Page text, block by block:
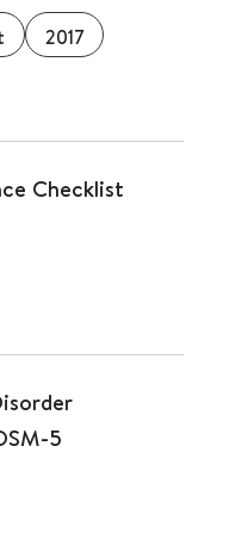
2017
Checklist
5